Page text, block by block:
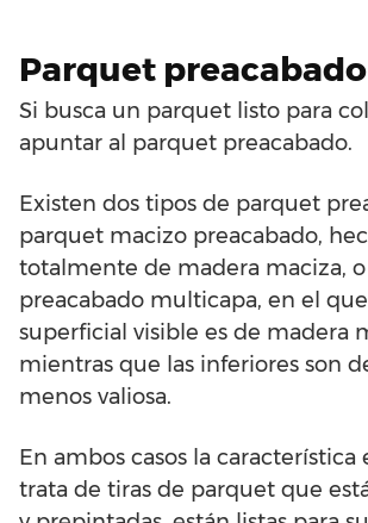
Parquet preacabado
Si busca un parquet listo para
apuntar al parquet preacabado.
Existen dos tipos de parquet
parquet macizo preacabado,
totalmente de madera maciza,
preacabado multicapa, en el
superficial visible es de madera
mientras que las inferiores son
menos valiosa.
En ambos casos la característica
trata de tiras de parquet que